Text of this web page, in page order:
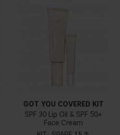
GOT YOU COVERED KIT
SPF 30 Lip Oil & SPF 50+
Face Cream